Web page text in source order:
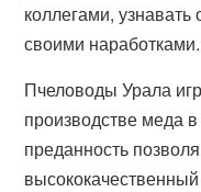
коллегами,
своими наработками.
Пчеловоды Урала
производстве меда
преданность